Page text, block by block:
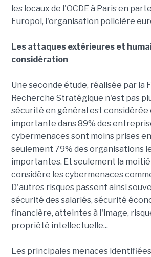
les locaux de l'OCDE à Paris en
Europol, l'organisation policière
Les attaques extérieures et
considération
Une seconde étude, réalisée par la
Recherche Stratégique n'est pas
sécurité en général est considérée
importante dans 89% des
cybermenaces sont moins prises
seulement 79% des organisations
importantes. Et seulement la
considère les cybermenaces
D'autres risques passent ainsi
sécurité des salariés, sécurité
financière, atteintes à l'image,
propriété intellectuelle...
Les principales menaces